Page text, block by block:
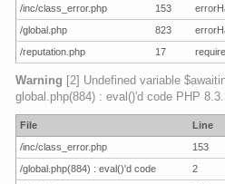
/inc/class_error.php
153
/global.php
823
/reputation.php
17
Warning [2] Undefined variable
global.php(884) : eval()'d code PHP
File Line
/inc/class_error.php
153
/global.php(884) : eval()'d code
2